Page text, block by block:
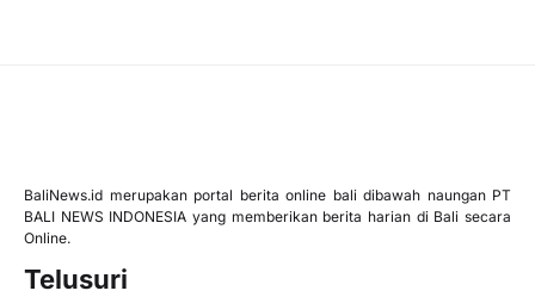
BaliNews.id merupakan portal berita online bali dibawah naungan PT
BALI NEWS INDONESIA yang memberikan berita harian di Bali secara
Online.
Telusuri